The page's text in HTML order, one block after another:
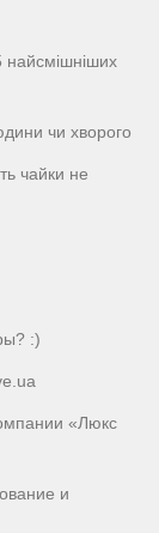
найсмішніших
чи хворого
чайки не
:)
«Люкс
и